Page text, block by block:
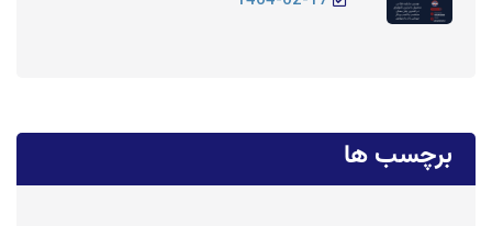
برچسب ها